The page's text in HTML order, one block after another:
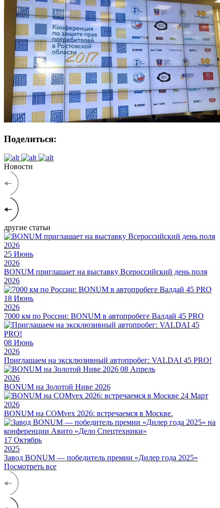
Поделиться:
Новости
другие статьи
25 Июнь
2026
BONUM приглашает на выставку Всероссийский день поля
2026
18 Июнь
2026
7000 км по России: BONUM в автопробеге Валдай 45 PRO
08 Июнь
2026
Приглашаем на эксклюзивный автопробег: VALDAI 45 PRO!
08 Апрель
2026
BONUM на Золотой Ниве 2026
24 Март
2026
BONUM на COMvex 2026: встречаемся в Москве.
17 Октябрь
2025
Завод BONUM — победитель премии «Дилер года 2025»
Посмотреть все